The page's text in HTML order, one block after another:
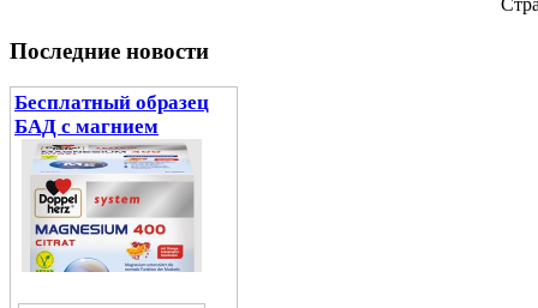
Последние новости
Бесплатный образец
БАД с магнием